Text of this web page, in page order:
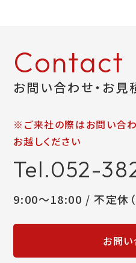
Contact
お問い合わせ・お見
※ご来社の際はお問い合
お越しください
Tel.052-
9:00～18:00 / 不定休（
お問